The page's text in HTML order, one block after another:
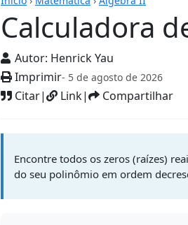
Calculadora
Autor: Henrick Yau
Imprimir- 5 de agosto de 2026
Citar| Link| Compartilhar
Encontre todos os zeros (raízes)
do seu polinômio em ordem